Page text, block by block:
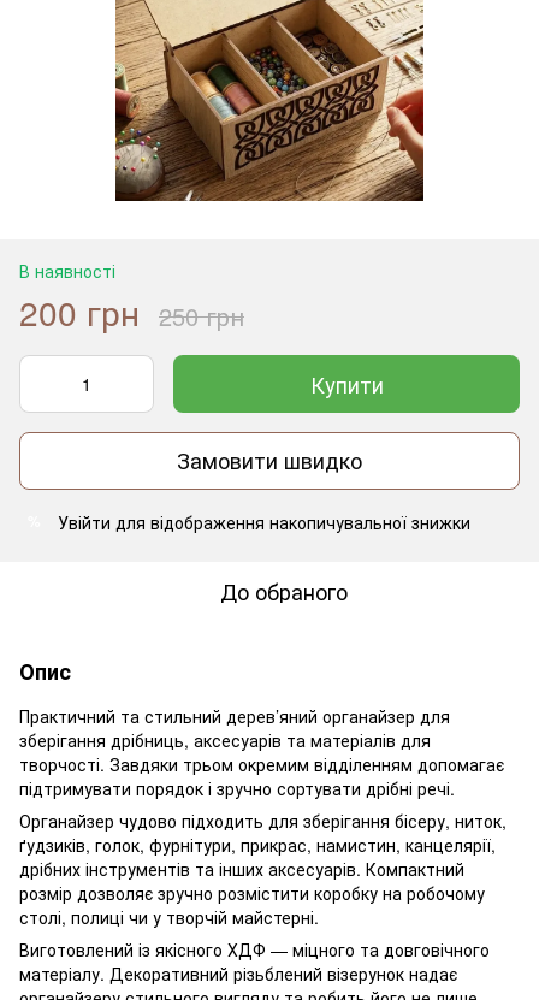
В наявності
200 грн 250 грн
Купити
Замовити швидко
Увійти для відображення накопичувальної знижки
До обраного
Опис
Практичний та стильний дерев’яний органайзер для
зберігання дрібниць, аксесуарів та матеріалів для
творчості. Завдяки трьом окремим відділенням допомагає
підтримувати порядок і зручно сортувати дрібні речі.
Органайзер чудово підходить для зберігання бісеру, ниток,
ґудзиків, голок, фурнітури, прикрас, намистин, канцелярії,
дрібних інструментів та інших аксесуарів. Компактний
розмір дозволяє зручно розмістити коробку на робочому
столі, полиці чи у творчій майстерні.
Виготовлений із якісного ХДФ — міцного та довговічного
матеріалу. Декоративний різьблений візерунок надає